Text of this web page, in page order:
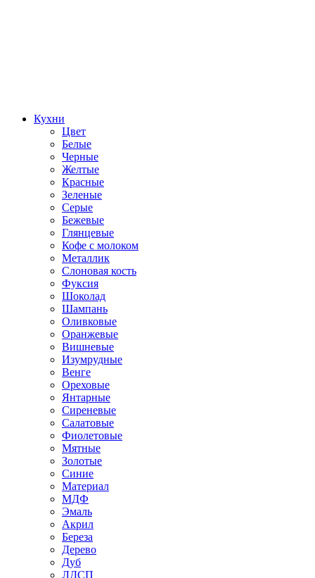
Кухни
Цвет
Белые
Черные
Желтые
Красные
Зеленые
Серые
Бежевые
Глянцевые
Кофе с молоком
Металлик
Слоновая кость
Фуксия
Шоколад
Шампань
Оливковые
Оранжевые
Вишневые
Изумрудные
Венге
Ореховые
Янтарные
Сиреневые
Салатовые
Фиолетовые
Мятные
Золотые
Синие
Материал
МДФ
Эмаль
Акрил
Береза
Дерево
Дуб
ЛДСП